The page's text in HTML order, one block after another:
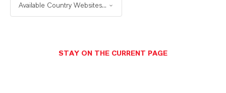
Available Country Websites...
STAY ON THE CURRENT PAGE